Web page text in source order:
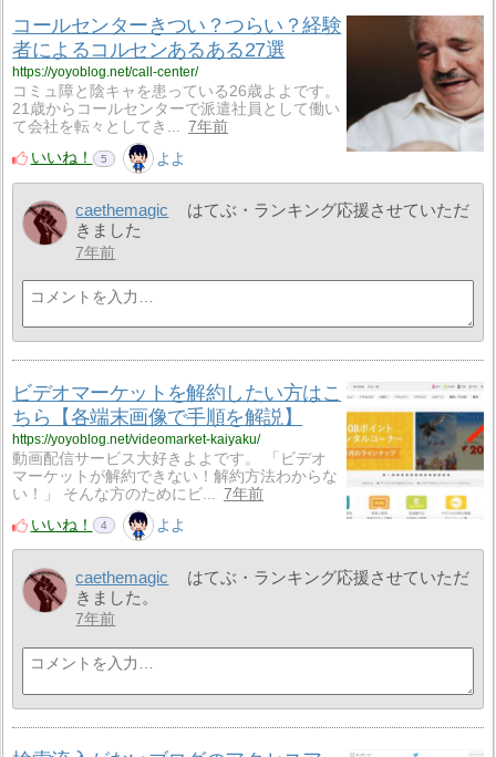
コールセンターきつい？つらい？経験
者によるコルセンあるある27選
https://yoyoblog.net/call-center/
コミュ障と陰キャを患っている26歳よよです。
21歳からコールセンターで派遣社員として働い
て会社を転々としてき... 7年前
いいね！
5 よよ
caethemagic
はてぶ・ランキング応援させていただ
きました
7年前
ビデオマーケットを解約したい方はこ
ちら【各端末画像で手順を解説】
https://yoyoblog.net/videomarket-kaiyaku/
動画配信サービス大好きよよです。 「ビデオ
マーケットが解約できない！解約方法わからな
い！」 そんな方のためにビ... 7年前
いいね！
4 よよ
caethemagic
はてぶ・ランキング応援させていただ
きました。
7年前